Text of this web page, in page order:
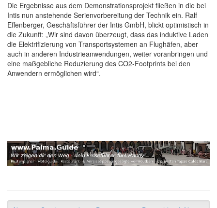
Die Ergebnisse aus dem Demonstrationsprojekt fließen in die bei
Intis nun anstehende Serienvorbereitung der Technik ein. Ralf
Effenberger, Geschäftsführer der Intis GmbH, blickt optimistisch in
die Zukunft: „Wir sind davon überzeugt, dass das induktive Laden
die Elektrifizierung von Transportsystemen an Flughäfen, aber
auch in anderen Industrieanwendungen, weiter voranbringen und
eine maßgebliche Reduzierung des CO2-Footprints bei den
Anwendern ermöglichen wird“.